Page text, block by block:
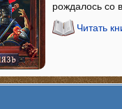
рождалось со
Читать